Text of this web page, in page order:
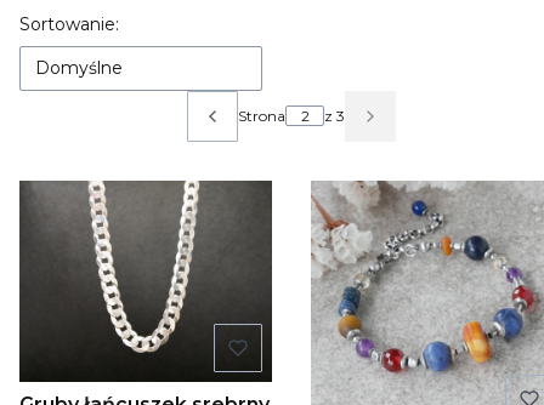
Lista produktów
Sortowanie:
Domyślne
Poprzednie produkty
Strona z 3 Następne produkty